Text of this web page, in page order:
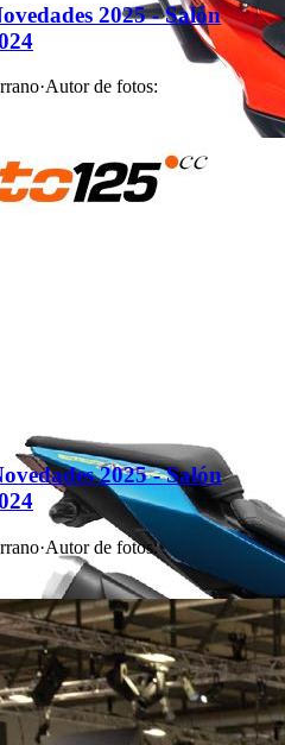
2025 - Salón
·Autor de fotos:
2025 - Salón
·Autor de fotos: